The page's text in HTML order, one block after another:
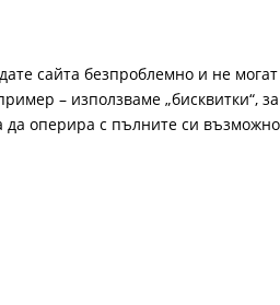
сайта безпроблемно и не
– използваме „бисквитки“,
да оперира с пълните си